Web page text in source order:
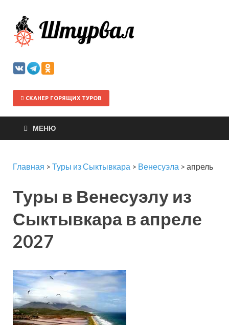
СКАНЕР ГОРЯЩИХ ТУРОВ
МЕНЮ
Главная > Туры из Сыктывкара > Венесуэла > апрель
Туры в Венесуэлу из
Сыктывкара в апреле
2027